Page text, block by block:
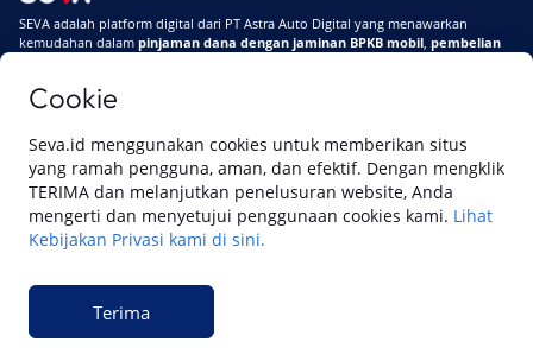
Cookie
Seva.id menggunakan cookies untuk memberikan situs
yang ramah pengguna, aman, dan efektif. Dengan mengklik
TERIMA dan melanjutkan penelusuran website, Anda
mengerti dan menyetujui penggunaan cookies kami. Lihat
Kebijakan Privasi kami di sini.
Terima
Telat Bayar Pinjol 2 Hari, Apakah Langsung
Masuk BI Checking? Simak Peraturan
SEVA adalah platform digital dari PT Astra Auto Digital yang menawarkan
kemudahan dalam pinjaman dana dengan jaminan BPKB mobil, pembelian
Di SEVA, BPKB mobilmu #BisaJadiDuit
Tentang SEVASyarat & Ketentuan
Pemberitahuan Privasi
© 2023 Copyright SEVA